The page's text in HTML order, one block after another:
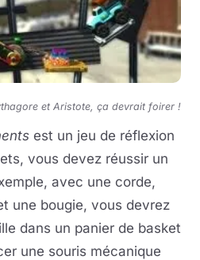
et Aristote, ça devrait foirer !
est un jeu de réflexion
vous devez réussir un
avec une corde,
une bougie, vous devrez
dans un panier de basket
une souris mécanique